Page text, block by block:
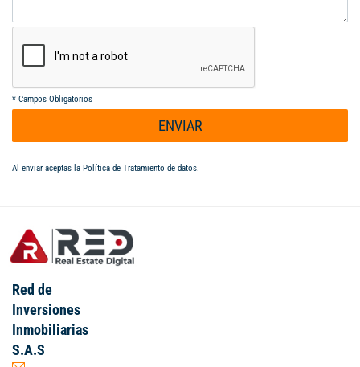
* Campos Obligatorios
ENVIAR
Al enviar aceptas la Política de Tratamiento de datos.
Red de
Inversiones
Inmobiliarias
S.A.S